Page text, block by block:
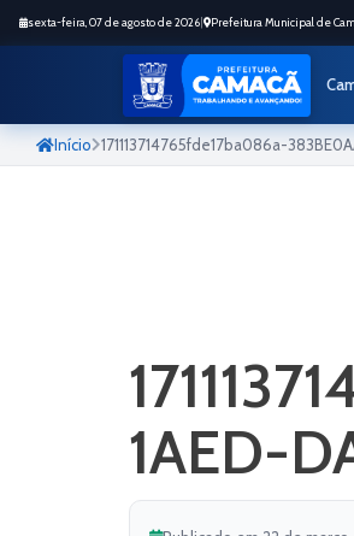
sexta-feira, 07 de agosto de 2026 Prefeitura Municipal de
Início 171113714765fde17ba086a-
1AED-